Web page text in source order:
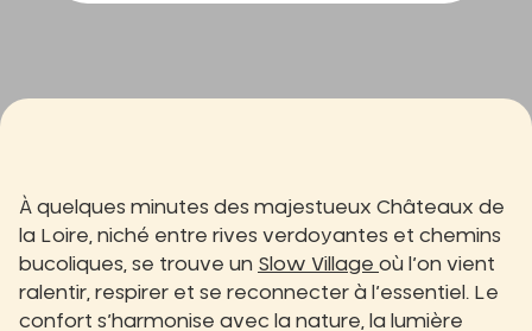
À quelques minutes des majestueux Châteaux de
la Loire, niché entre rives verdoyantes et chemins
bucoliques, se trouve un Slow Village où l’on vient
ralentir, respirer et se reconnecter à l’essentiel. Le
confort s’harmonise avec la nature, la lumière